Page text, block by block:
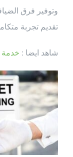
وتوفير فرق
تقديم تجربة
شاهد ايضا :